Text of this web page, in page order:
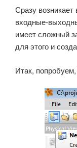
Сразу возникает
входные-
имеет сложный
для этого и
Итак,